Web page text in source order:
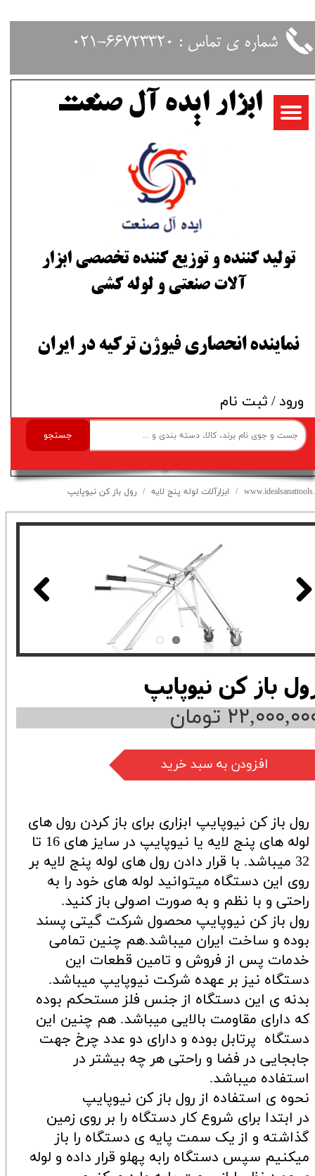
شماره ی تماس : 66723320-021
جستجو
ابزار ایده آل صنعت
تولید کننده و توزیع کننده تخصصی ابزار
آلات صنعتی و لوله کشی
​نماینده انحصاری فیوژن ترکیه در ایران
ورود/ ثبت نام
حساب کاربری من
تغییر گذر واژه
سفارشات
خروج از حساب کاربری
ابزارآلات لوله پنج لایه رول باز کن نیوپایپ
باز کن نیوپایپ
تومان
افزودن به سبد خرید
رول باز کن نیوپایپ ابزاری برای باز کردن رول های
لوله های پنج لایه یا نیوپایپ در سایز های 16 تا
32 میباشد. با قرار دادن رول های لوله پنج لایه بر
روی این دستگاه میتوانید لوله های خود را به
راحتی و با نظم و به صورت اصولی باز کنید.
رول باز کن نیوپایپ محصول شرکت گیتی پسند
بوده و ساخت ایران میباشد.هم چنین تمامی
خدمات پس از فروش و تامین قطعات این
دستگاه نیز بر عهده شرکت نیوپایپ میباشد.
بدنه ی این دستگاه از جنس فلز مستحکم بوده
که دارای مقاومت بالایی میباشد. هم چنین این
دستگاه پرتابل بوده و دارای دو عدد چرخ جهت
جابجایی در فضا و راحتی هر چه بیشتر در
استفاده میباشد.
نحوه ی استفاده از رول باز کن نیوپایپ
در ابتدا برای شروع کار دستگاه را بر روی زمین
گذاشته و از یک سمت پایه ی دستگاه را باز
میکنیم سپس دستگاه رابه پهلو قرار داده و لوله